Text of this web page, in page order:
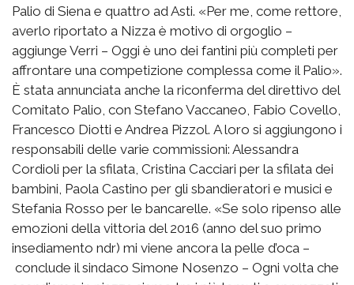
Palio di Siena e quattro ad Asti. «Per me, come rettore,
averlo riportato a Nizza è motivo di orgoglio –
aggiunge Verri – Oggi è uno dei fantini più completi per
affrontare una competizione complessa come il Palio».
È stata annunciata anche la riconferma del direttivo del
Comitato Palio, con Stefano Vaccaneo, Fabio Covello,
Francesco Diotti e Andrea Pizzol. A loro si aggiungono i
responsabili delle varie commissioni: Alessandra
Cordioli per la sfilata, Cristina Cacciari per la sfilata dei
bambini, Paola Castino per gli sbandieratori e musici e
Stefania Rosso per le bancarelle. «Se solo ripenso alle
emozioni della vittoria del 2016 (anno del suo primo
insediamento ndr) mi viene ancora la pelle d’oca –
conclude il sindaco Simone Nosenzo – Ogni volta che